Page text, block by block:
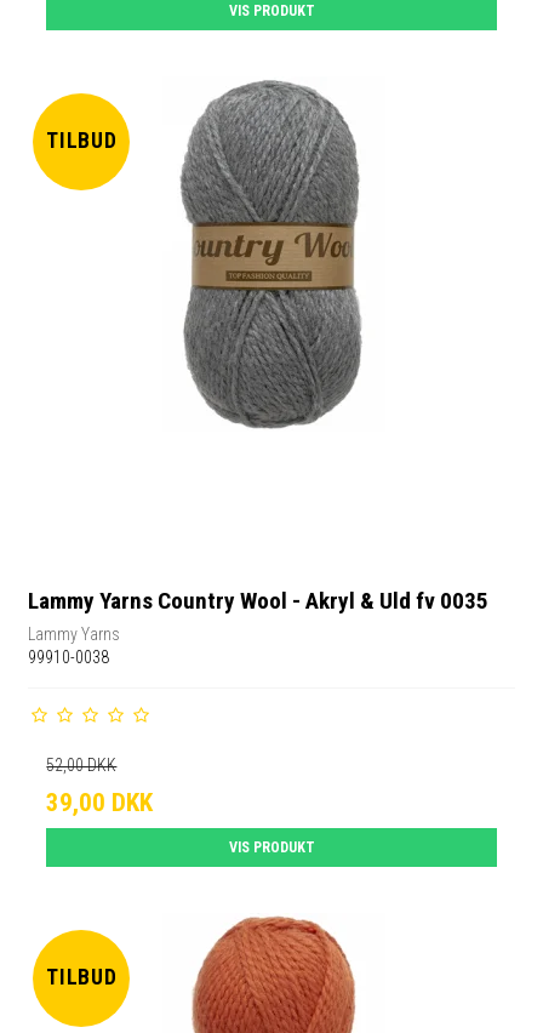
VIS PRODUKT
TILBUD
Lammy Yarns Country Wool - Akryl & Uld fv 0035
Lammy Yarns
99910-0038
52,00 DKK
39,00 DKK
VIS PRODUKT
TILBUD